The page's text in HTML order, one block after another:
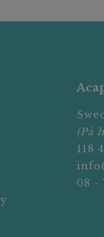
(På
118
08 -